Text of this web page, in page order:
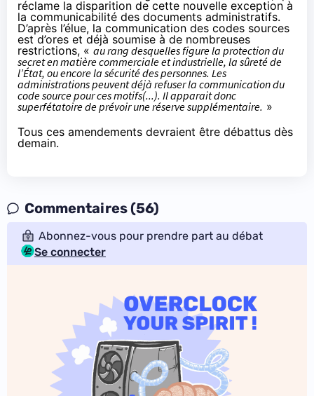
réclame la disparition de cette nouvelle exception à
la communicabilité des documents administratifs.
D’après l’élue, la communication des codes sources
est d’ores et déjà soumise à de nombreuses
restrictions, « au rang desquelles figure la protection du
secret en matière commerciale et industrielle, la sûreté de
l’État, ou encore la sécurité des personnes. Les
administrations peuvent déjà refuser la communication du
code source pour ces motifs(...). Il apparait donc
superfétatoire de prévoir une réserve supplémentaire. »
Tous ces amendements devraient être débattus dès
demain.
Commentaires (56)
Abonnez-vous pour prendre part au débat
Se connecter